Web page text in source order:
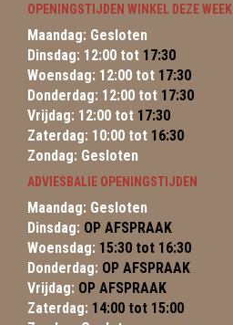
OPENINGSTIJDEN WINKEL DEZE WEEK
Maandag: Gesloten
Dinsdag: 12:00 tot 17:30
Woensdag: 12:00 tot 17:30
Donderdag: 12:00 tot 17:30
Vrijdag: 12:00 tot 17:30
Zaterdag: 10:00 tot 16:30
Zondag: Gesloten
ADVIESBALIE OPENINGSTIJDEN
Maandag: Gesloten
Dinsdag: OP AFSPRAAK
Woensdag: 15:30 tot 16:30
Donderdag: OP AFSPRAAK
Vrijdag: OP AFSPRAAK
Zaterdag: 14:00 tot 15:00